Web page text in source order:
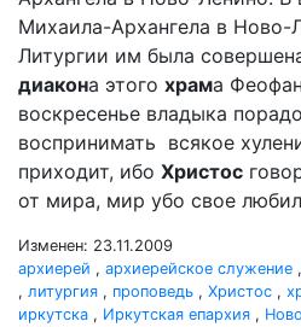
Михаила-Архангела в Ново-
Литургии им была
диакона этого храма
воскресенье владыка
воспринимать всякое
приходит, ибо Христос
от мира, мир убо свое
Изменен: 23.11.2009
архиерей , архиерейское служение ,
, литургия , проповедь , Христос ,
иркутска , Иркутская епархия ,